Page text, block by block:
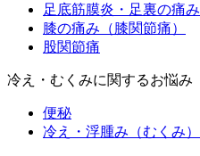
足底筋膜炎・足裏の痛み
膝の痛み（膝関節痛）
股関節痛
冷え・むくみに関するお悩み
便秘
冷え・浮腫み（むくみ）